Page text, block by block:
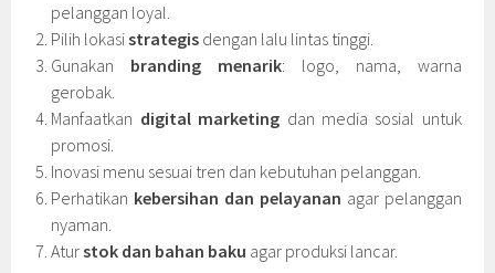
pelanggan loyal.
Pilih lokasistrategis dengan lalu lintas tinggi.
Gunakan branding menarik: logo, nama, warna
gerobak.
Manfaatkan digital marketing dan media sosial untuk
promosi.
Inovasi menu sesuai tren dan kebutuhan pelanggan.
Perhatikan kebersihan dan pelayanan agar pelanggan
nyaman.
Aturstok dan bahan baku agar produksi lancar.